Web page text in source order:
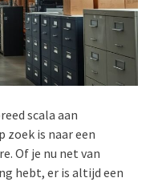
scala aan
zoek is naar een
Of je nu net van
hebt, er is altijd een